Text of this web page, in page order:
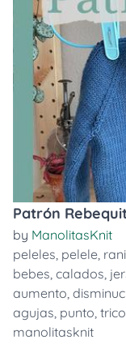
Patrón
by ManolitasKnit
peleles, pelele,
bebes, calados,
aumento,
agujas, punto,
manolitasknit